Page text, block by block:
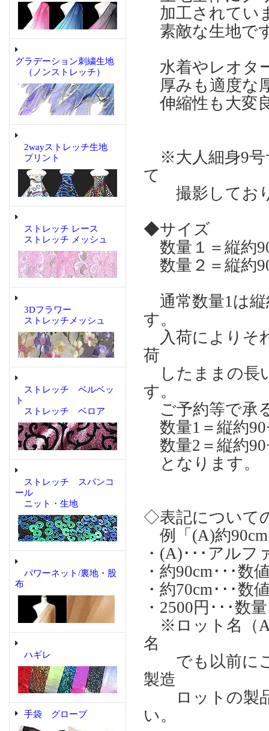
グラデーション刺繍生地
（ノンストレッチ）
2wayストレッチ生地
プリント
ストレッチ レース
ストレッチ メッシュ
3Dフラワー
ストレッチメッシュ
ストレッチ ベルベッ
ト
ストレッチ ベロア
ストレッチ スパンコ
ール
ニット・生地
パワーネット/裏地・股
布
ハギレ
手袋 グローブ
加工されてい
素敵な生地で
水着やレオタ
厚みも適度な
伸縮性も大変
※大人細身9号
て
撮影してお
◆サイズ
数量１＝縦約
数量２＝縦約
通常数量1は縦
す。
入荷によりそ
荷
したままの長
す。
ご予約等で承
数量1＝縦約90
数量2＝縦約90
となります。
◇表記について
例「(A)約
・(A)･･･アル
・約90cm･･･
・約70cm･･･
・2500円･･･数
※ロット名（
名
でも以前にご
製造
ロットの製品
い。